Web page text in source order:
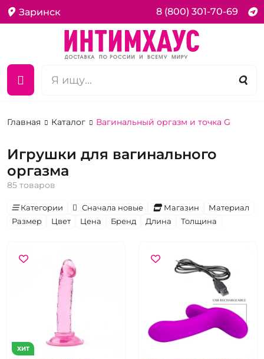
Заринск 8 (800) 301-70-69
Главная Каталог Вагинальный оргазм и точка G
Игрушки для вагинального
оргазма
85 товаров
Категории Сначала новые Магазин
Материал
Размер
Цвет Цена Бренд Длина Толщина
ХИТ